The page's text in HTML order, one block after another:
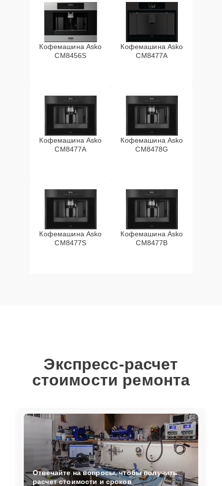
Кофемашина Asko
CM8456S
Кофемашина Asko
CM8477A
Кофемашина Asko
СМ8477А
Кофемашина Asko
CM8478G
Кофемашина Asko
CM8477S
Кофемашина Asko
CM8477B
Экспресс-расчет
стоимости ремонта
Отвечайте на вопросы, чтобы получить
расчет стоимости и сроков